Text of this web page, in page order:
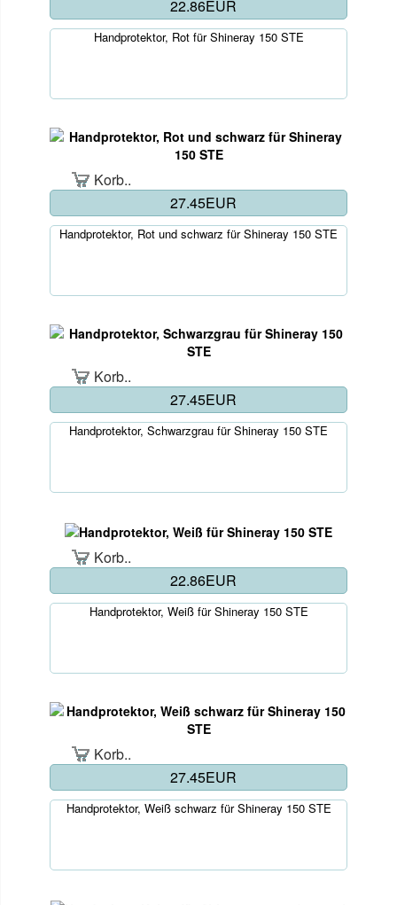
22.86EUR
Handprotektor, Rot für Shineray 150 STE
Korb..
27.45EUR
Handprotektor, Rot und schwarz für Shineray 150 STE
Korb..
27.45EUR
Handprotektor, Schwarzgrau für Shineray 150 STE
Korb..
22.86EUR
Handprotektor, Weiß für Shineray 150 STE
Korb..
27.45EUR
Handprotektor, Weiß schwarz für Shineray 150 STE